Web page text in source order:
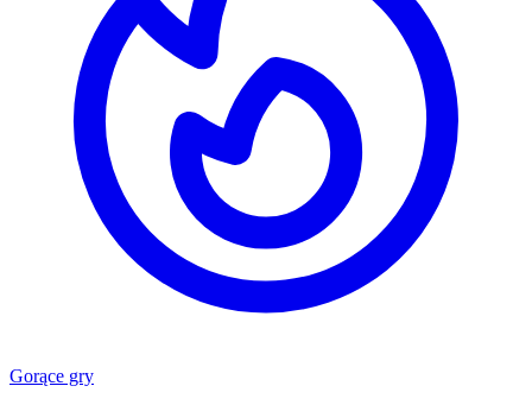
Gorące gry